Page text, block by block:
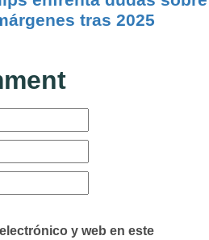
tras 2025
y web en este